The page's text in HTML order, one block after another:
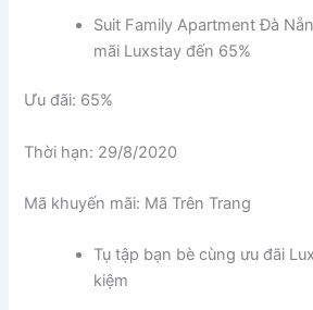
Suit Family Apartment Đà
mãi Luxstay đến 65%
Ưu đãi: 65%
Thời hạn: 29/8/2020
Mã khuyến mãi: Mã Trên Trang
Tụ tập bạn bè cùng ưu đãi
kiệm